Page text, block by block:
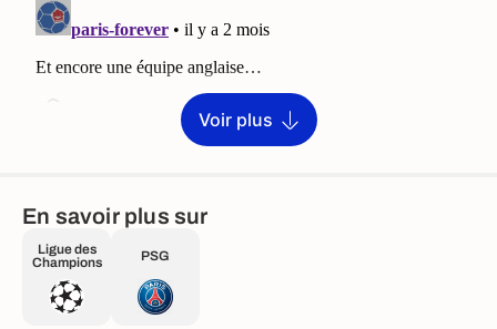
Voir plus
En savoir plus sur
Ligue des
Champions
PSG